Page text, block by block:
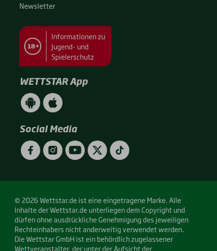
News­let­ter
18+
Informationen zu
Jugend- und
Spielerschutz
WETTSTAR App
WETTSTAR
App
(Android
/
Google
Play)
WETTSTAR
App
(Apple
/
App
Store)
Social Media
FacebookInstagramYouTubeTwitterTikTok
© 2026 Wettstar.de ist eine eingetragene Marke. Alle
Inhalte der Wettstar.de unterliegen dem Copyright und
dürfen ohne ausdrückliche Genehmigung des jeweiligen
Rechteinhabers nicht anderweitig verwendet werden.
Die Wettstar GmbH ist ein behördlich zugelassener
Wettveranstalter, der unter der Aufsicht der